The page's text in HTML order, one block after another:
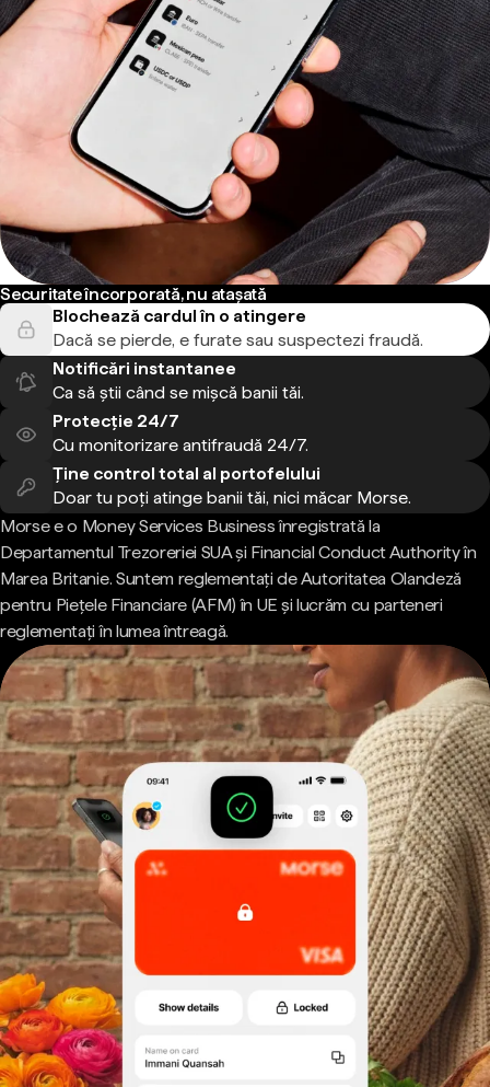
Securitate încorporată, nu atașată
Blochează cardul în o atingere
Dacă se pierde, e furate sau suspectezi fraudă.
Notificări instantanee
Ca să știi când se mișcă banii tăi.
Protecție 24/7
Cu monitorizare antifraudă 24/7.
Ține control total al portofelului
Doar tu poți atinge banii tăi, nici măcar Morse.
Morse e o Money Services Business înregistrată la
Departamentul Trezoreriei SUA și Financial Conduct Authority în
Marea Britanie. Suntem reglementați de Autoritatea Olandeză
pentru Piețele Financiare (AFM) în UE și lucrăm cu parteneri
reglementați în lumea întreagă.